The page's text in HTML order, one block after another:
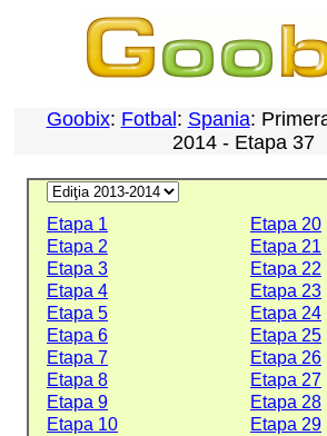
Goobix: Fotbal : Spania:
2014 - Etapa 37
Etapa 1
Etapa 20
Etapa 2
Etapa 21
Etapa 3
Etapa 22
Etapa 4
Etapa 23
Etapa 5
Etapa 24
Etapa 6
Etapa 25
Etapa 7
Etapa 26
Etapa 8
Etapa 27
Etapa 9
Etapa 28
Etapa 10
Etapa 29